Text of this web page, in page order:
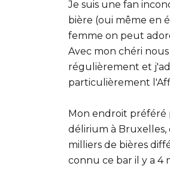
Je suis une fan
bière (oui même en
femme on peut
Avec mon chéri
régulièrement et
particulièrement
Mon endroit préféré
délirium à Bruxelles,
milliers de bières
connu ce bar il y a 4